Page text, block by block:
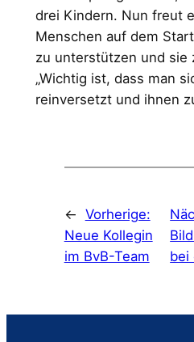
drei Kindern. Nun freut
Menschen auf dem
zu unterstützen und sie
„Wichtig ist, dass man
reinversetzt und ihnen
← Vorherige:
Neue Kollegin
im BvB-Team
bei